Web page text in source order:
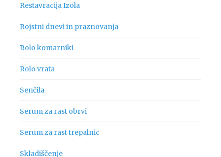
Restavracija Izola
Rojstni dnevi in praznovanja
Rolo komarniki
Rolo vrata
Senčila
Serum za rast obrvi
Serum za rast trepalnic
Skladiščenje